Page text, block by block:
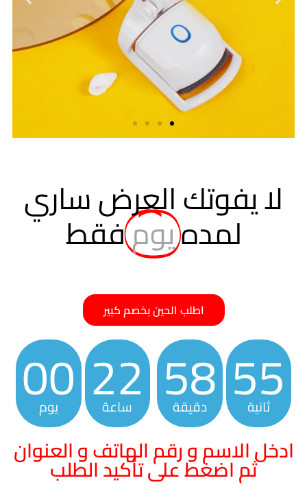
لا يفوتك العرض ساري
لمدهيومفقط
اطلب الحين بخصم كبير
00
يوم 22
ساعة 58
دقيقة 54
ثانية
ادخل الاسم و رقم الهاتف و العنوان
ثم اضغط على تأكيد الطلب